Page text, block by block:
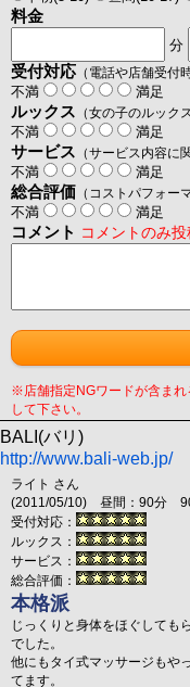
料金
分
受付対応 （電話や店舗受付
不満 満足
ルックス （女の子のルック
不満 満足
サービス （サービス内容に
不満 満足
総合評価 （コストパフォー
不満 満足
コメント コメントのみ
※店舗指定NGワードが含まれ
して下さい。
BALI(バリ)
http://www.bali-web.jp/
ライト さん
(2011/05/10) 昼間：90分
受付対応：
ルックス：
サービス：
総合評価：
本格派
じっくりと身体をほぐしても
でした。
他にもタイ式マッサージもや
てます。